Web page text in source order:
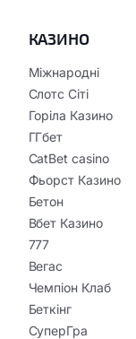
КАЗИНО
Міжнародні
Слотс Сіті
Горіла Казино
ГГбет
CatBet casino
Фьорст Казино
Бетон
Вбет Казино
777
Вегас
Чемпіон Клаб
Беткінг
СуперГра